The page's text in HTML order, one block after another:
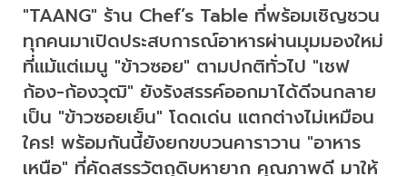
"TAANG" ร้าน Chef’s Table ที่พร้อมเชิญชวน
ทุกคนมาเปิดประสบการณ์อาหารผ่านมุมมองใหม่
ที่แม้แต่เมนู "ข้าวซอย" ตามปกติทั่วไป "เชฟ
ก้อง-ก้องวุฒิ" ยังรังสรรค์ออกมาได้ดีจนกลาย
เป็น "ข้าวซอยเย็น" โดดเด่น แตกต่างไม่เหมือน
ใคร! พร้อมกันนี้ยังยกขบวนคาราวาน "อาหาร
เหนือ" ที่คัดสรรวัตถุดิบหายาก คุณภาพดี มาให้